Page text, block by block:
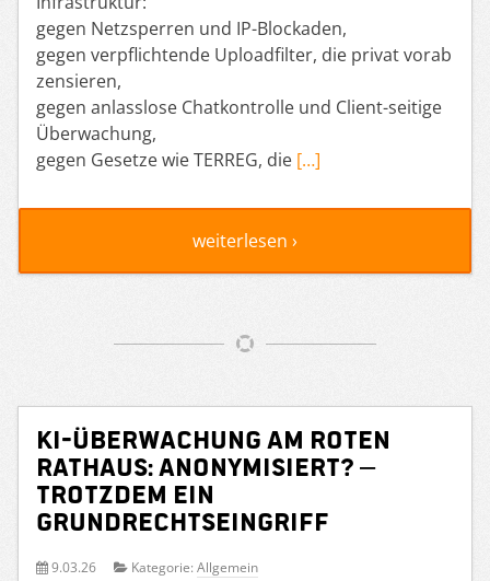
gegen Netzsperren und IP-Blockaden,
gegen verpflichtende Uploadfilter, die privat vorab
zensieren,
gegen anlasslose Chatkontrolle und Client-seitige
Überwachung,
gegen Gesetze wie TERREG, die […]
weiterlesen ›
KI-Überwachung am Roten
Rathaus: Anonymisiert? –
Trotzdem ein
Grundrechtseingriff
9.03.26 Kategorie: Allgemein